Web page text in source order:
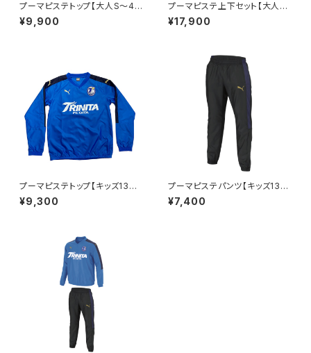
プーマピステトップ【大人S～4X
L】※受注生産（納期約2か月）
¥9,900
プーマピステ上下セット【大人S
～4XL】※受注生産（納期約2か
月）
¥17,900
プーマピステトップ【キッズ130
～160】※受注生産（納期約2か
月）
¥9,300
プーマピステパンツ【キッズ130
～160】※受注生産（納期約2か
月）
¥7,400